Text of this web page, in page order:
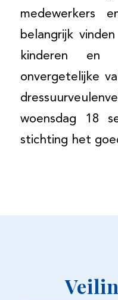
medewerkers
belangrijk
kinderen en
onvergetelijke
woensdag 18
stichting het